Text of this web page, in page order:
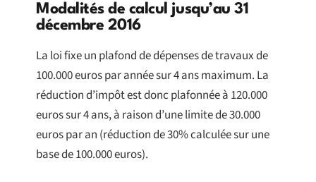
Modalités de calcul jusqu’au 31
décembre 2016
La loi fixe un plafond de dépenses de travaux de
100.000 euros par année sur 4 ans maximum. La
réduction d’impôt est donc plafonnée à 120.000
euros sur 4 ans, à raison d’une limite de 30.000
euros par an (réduction de 30% calculée sur une
base de 100.000 euros).